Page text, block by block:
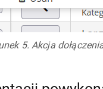
5. Akcja